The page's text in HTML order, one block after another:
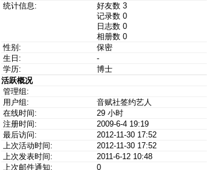
统计信息:
好友数 3
记录数 0
日志数 0
相册数 0
性别:
保密
生日:
-
学历:
博士
活跃概况
管理组:
用户组:
音赋社签约艺人
在线时间:
29 小时
注册时间:
2009-6-4 19:19
最后访问:
2012-11-30 17:52
上次活动时间:
2012-11-30 17:52
上次发表时间:
2011-6-12 10:48
上次邮件通知:
0